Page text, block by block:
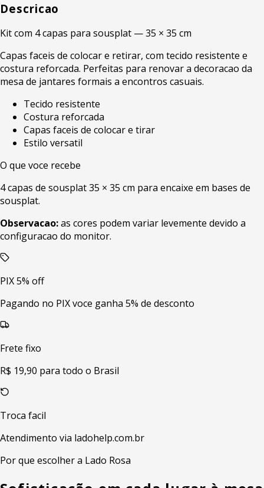
Descricao
Kit com 4 capas para sousplat — 35 × 35 cm
Capas faceis de colocar e retirar, com tecido resistente e
costura reforcada. Perfeitas para renovar a decoracao da
mesa de jantares formais a encontros casuais.
Tecido resistente
Costura reforcada
Capas faceis de colocar e tirar
Estilo versatil
O que voce recebe
4 capas de sousplat 35 × 35 cm para encaixe em bases de
sousplat.
Observacao:as cores podem variar levemente devido a
configuracao do monitor.
PIX 5% off
Pagando no PIX voce ganha 5% de desconto
Frete fixo
R$ 19,90 para todo o Brasil
Troca facil
Atendimento via ladohelp.com.br
Por que escolher a Lado Rosa